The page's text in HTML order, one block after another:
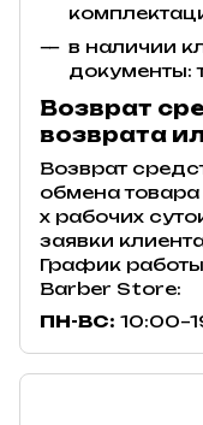
в наличии
документы:
Возврат
возврата
Возврат
обмена товара
х рабочих
заявки
График
Barber Store:
ПН-ВС: